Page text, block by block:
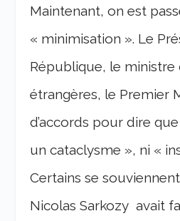
Maintenant, on est
« minimisation ». Le
République, le ministre
étrangères, le Premier
d’accords pour dire
un cataclysme », ni «
Certains se
Nicolas Sarkozy avait